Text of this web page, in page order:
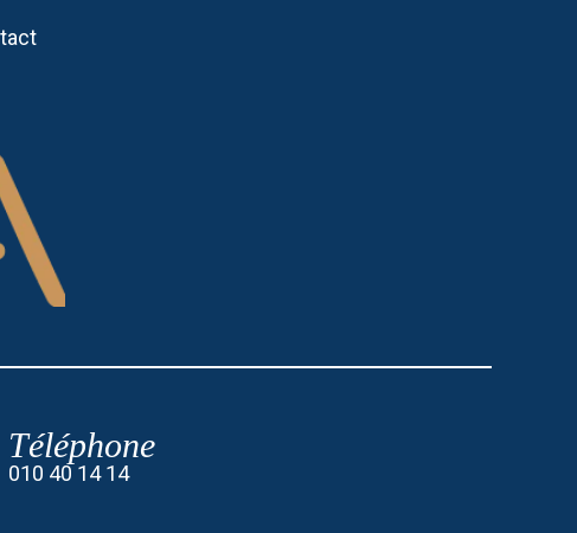
Téléphone
010 40 14 14